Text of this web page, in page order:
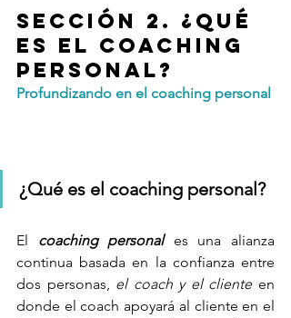
Sección 2. ¿Qué
es el coaching
personal?
Profundizando en el coaching personal
¿Qué es el coaching personal?
El coaching personal es una alianza
continua basada en la confianza entre
dos personas, el coach y el cliente en
donde el coach apoyará al cliente en el